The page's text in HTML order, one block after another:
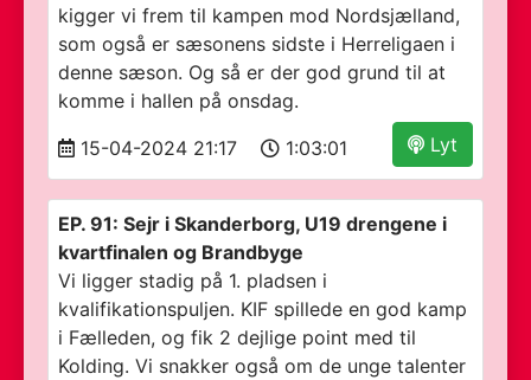
kigger vi frem til kampen mod Nordsjælland,
som også er sæsonens sidste i Herreligaen i
denne sæson. Og så er der god grund til at
komme i hallen på onsdag.
Lyt
15-04-2024 21:17 1:03:01
EP. 91: Sejr i Skanderborg, U19 drengene i
kvartfinalen og Brandbyge
Vi ligger stadig på 1. pladsen i
kvalifikationspuljen. KIF spillede en god kamp
i Fælleden, og fik 2 dejlige point med til
Kolding. Vi snakker også om de unge talenter